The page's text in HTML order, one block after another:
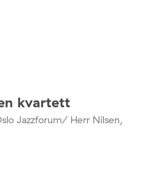
kvartett
Jazzforum/ Herr Nilsen,